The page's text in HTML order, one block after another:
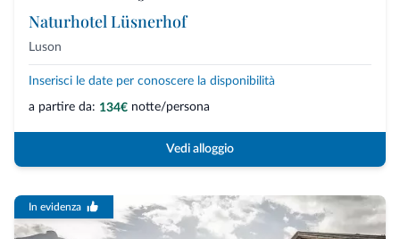
Naturhotel Lüsnerhof
Luson
Inserisci le date per conoscere la disponibilità
a partire da: 134€ notte/persona
Vedi alloggio
In evidenza